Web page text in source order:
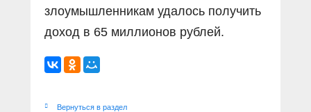
злоумышленникам удалось получить
доход в 65 миллионов рублей.
Вернуться в раздел